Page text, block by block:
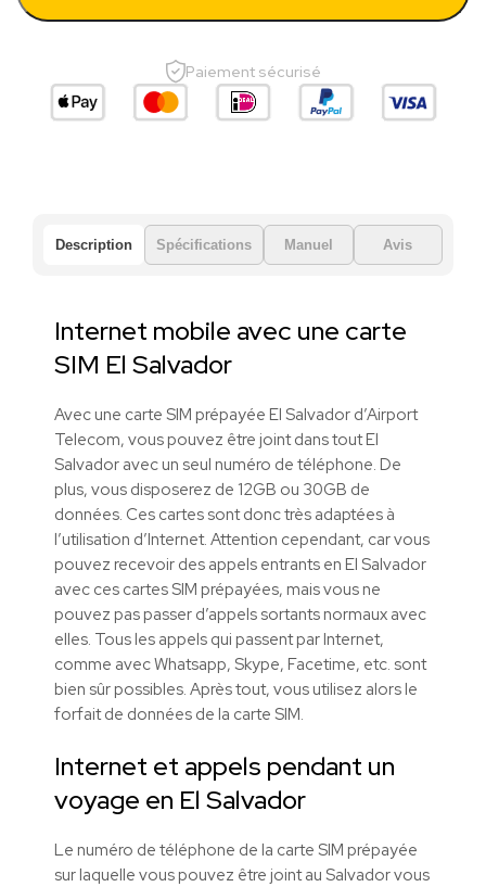
Paiement sécurisé
Description Spécifications Manuel Avis
Internet mobile avec une carte
SIM El Salvador
Avec une carte SIM prépayée El Salvador d’Airport
Telecom, vous pouvez être joint dans tout El
Salvador avec un seul numéro de téléphone. De
plus, vous disposerez de 12GB ou 30GB de
données. Ces cartes sont donc très adaptées à
l’utilisation d’Internet. Attention cependant, car vous
pouvez recevoir des appels entrants en El Salvador
avec ces cartes SIM prépayées, mais vous ne
pouvez pas passer d’appels sortants normaux avec
elles. Tous les appels qui passent par Internet,
comme avec Whatsapp, Skype, Facetime, etc. sont
bien sûr possibles. Après tout, vous utilisez alors le
forfait de données de la carte SIM.
Internet et appels pendant un
voyage en El Salvador
Le numéro de téléphone de la carte SIM prépayée
sur laquelle vous pouvez être joint au Salvador vous